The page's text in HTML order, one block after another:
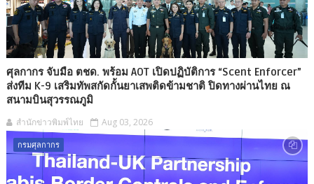
ศุลกากร จับมือ ตชด. พร้อม AOT เปิดปฏิบัติการ “Scent Enforcer”
ส่งทีม K-9 เสริมทัพสกัดกั้นยาเสพติดข้ามชาติ ปิดทางผ่านไทย ณ
สนามบินสุวรรณภูมิ
สำนักข่าวพิมพ์ไทย Aug 03, 2026
กรมศุลกากร